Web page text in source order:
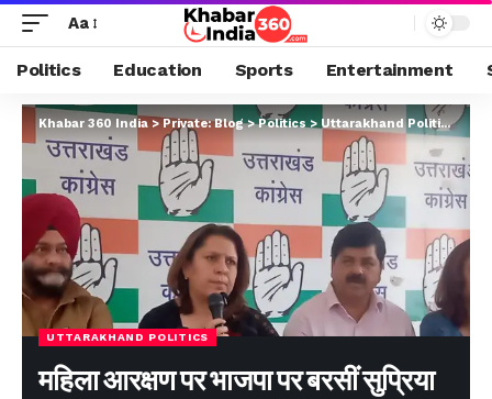
Aa
Politics Education Sports Entertainment
Khabar 360 India >Private: Blog>Politics> Uttarakhand Politics >
UTTARAKHAND POLITICS
महिला आरक्षण पर भाजपा पर बरसीं सुप्रिया